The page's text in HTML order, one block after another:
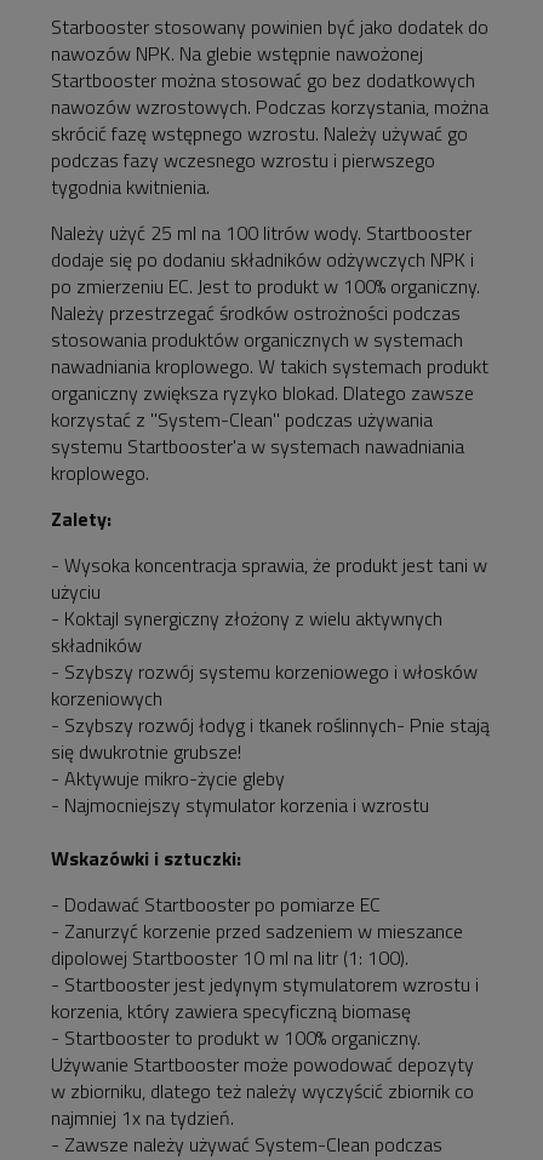
Starbooster stosowany powinien być jako dodatek do
nawozów NPK. Na glebie wstępnie nawożonej
Startbooster można stosować go bez dodatkowych
nawozów wzrostowych. Podczas korzystania, można
skrócić fazę wstępnego wzrostu. Należy używać go
podczas fazy wczesnego wzrostu i pierwszego
tygodnia kwitnienia.
Należy użyć 25 ml na 100 litrów wody. Startbooster
dodaje się po dodaniu składników odżywczych NPK i
po zmierzeniu EC. Jest to produkt w 100% organiczny.
Należy przestrzegać środków ostrożności podczas
stosowania produktów organicznych w systemach
nawadniania kroplowego. W takich systemach produkt
organiczny zwiększa ryzyko blokad. Dlatego zawsze
korzystać z "System-Clean" podczas używania
systemu Startbooster'a w systemach nawadniania
kroplowego.
Zalety:
- Wysoka koncentracja sprawia, że produkt jest tani w
użyciu
- Koktajl synergiczny złożony z wielu aktywnych
składników
- Szybszy rozwój systemu korzeniowego i włosków
korzeniowych
- Szybszy rozwój łodyg i tkanek roślinnych- Pnie stają
się dwukrotnie grubsze!
- Aktywuje mikro-życie gleby
- Najmocniejszy stymulator korzenia i wzrostu
Wskazówki i sztuczki:
- Dodawać Startbooster po pomiarze EC
- Zanurzyć korzenie przed sadzeniem w mieszance
dipolowej Startbooster 10 ml na litr (1: 100).
- Startbooster jest jedynym stymulatorem wzrostu i
korzenia, który zawiera specyficzną biomasę
- Startbooster to produkt w 100% organiczny.
Używanie Startbooster może powodować depozyty
w zbiorniku, dlatego też należy wyczyścić zbiornik co
najmniej 1x na tydzień.
- Zawsze należy używać System-Clean podczas